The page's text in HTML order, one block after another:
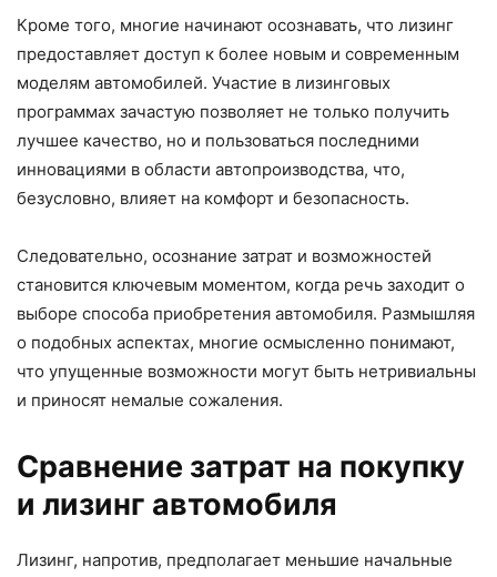
Кроме того, многие начинают осознавать, что лизинг
предоставляет доступ к более новым и современным
моделям автомобилей. Участие в лизинговых
программах зачастую позволяет не только получить
лучшее качество, но и пользоваться последними
инновациями в области автопроизводства, что,
безусловно, влияет на комфорт и безопасность.
Следовательно, осознание затрат и возможностей
становится ключевым моментом, когда речь заходит о
выборе способа приобретения автомобиля. Размышляя
о подобных аспектах, многие осмысленно понимают,
что упущенные возможности могут быть нетривиальны
и приносят немалые сожаления.
Сравнение затрат на покупку
и лизинг автомобиля
Лизинг, напротив, предполагает меньшие начальные